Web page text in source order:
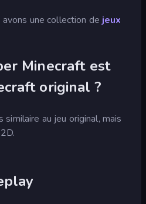
avons une collection de jeux
Minecraft est
original ?
au jeu original, mais